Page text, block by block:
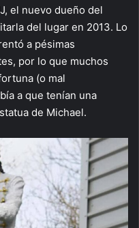
el nuevo dueño del
del lugar en 2013. Lo
a pésimas
por lo que muchos
(o mal
a que tenían una
de Michael.